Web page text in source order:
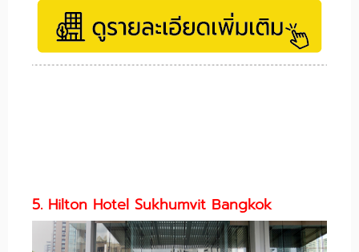
5. Hilton Hotel Sukhumvit Bangkok